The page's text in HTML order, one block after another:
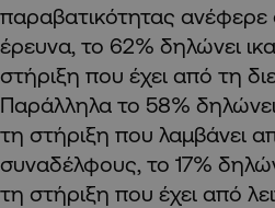
παραβατικότητας
έρευνα, το 62% δηλώνει
στήριξη που έχει από τη
Παράλληλα το 58%
τη στήριξη που λαμβάνει
συναδέλφους, το 17%
τη στήριξη που έχει από